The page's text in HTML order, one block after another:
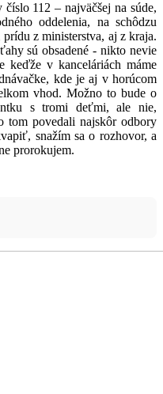
112 – najväčšej na súde,
oddelenia, na schôdzu
z ministerstva, aj z kraja.
sú obsadené - nikto nevie
keďže v kanceláriách máme
kde je aj v horúcom
vhod. Možno to bude o
s tromi deťmi, ale nie,
tom povedali najskôr odbory
snažím sa o rozhovor, a
prorokujem.